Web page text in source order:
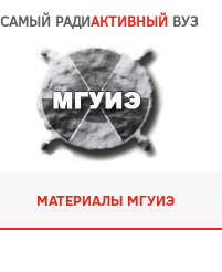
САМЫЙ РАДИАКТИВНЫЙ ВУЗ
МАТЕРИАЛЫ МГУИЭ